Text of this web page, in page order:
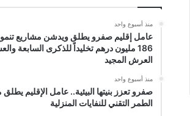
منذ أسبوع واحد
عامل إقليم صفرو يطلق ويدشن مشاريع
186 مليون درهم تخليداً للذكرى السابعة
العرش المجيد
منذ أسبوع واحد
صفرو تعزز بنيتها البيئية.. عامل الإقليم
الطمر التقني للنفايات المنزلية